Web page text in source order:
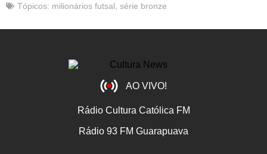
Tópicos: milionários futsal série bronze
AO VIVO!
Rádio Cultura Católica FM
Rádio 93 FM Guarapuava